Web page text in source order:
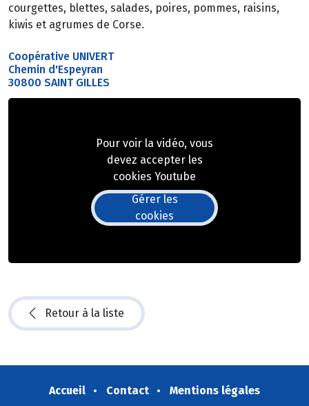
courgettes, blettes, salades, poires, pommes, raisins,
kiwis et agrumes de Corse.
Coopérative UNIVERT
Chemin d'Espeyran
30800 SAINT GILLES
Pour voir la vidéo, vous
devez accepter les
cookies Youtube
Gérer les
cookies
Retour à la liste
Accueil Contact
Mentions légales